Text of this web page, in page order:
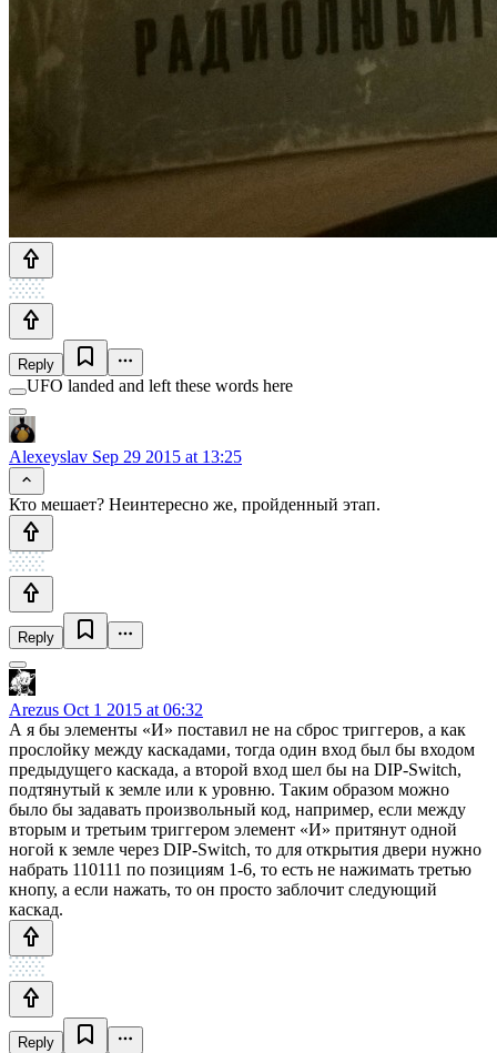
Reply
UFO landed and left these words here
Alexeyslav Sep 29 2015 at 13:25
Кто мешает? Неинтересно же, пройденный этап.
Reply
Arezus Oct 1 2015 at 06:32
А я бы элементы «И» поставил не на сброс триггеров, а как
прослойку между каскадами, тогда один вход был бы входом
предыдущего каскада, а второй вход шел бы на DIP-Switch,
подтянутый к земле или к уровню. Таким образом можно
было бы задавать произвольный код, например, если между
вторым и третьим триггером элемент «И» притянут одной
ногой к земле через DIP-Switch, то для открытия двери нужно
набрать 110111 по позициям 1-6, то есть не нажимать третью
кнопу, а если нажать, то он просто заблочит следующий
каскад.
Reply